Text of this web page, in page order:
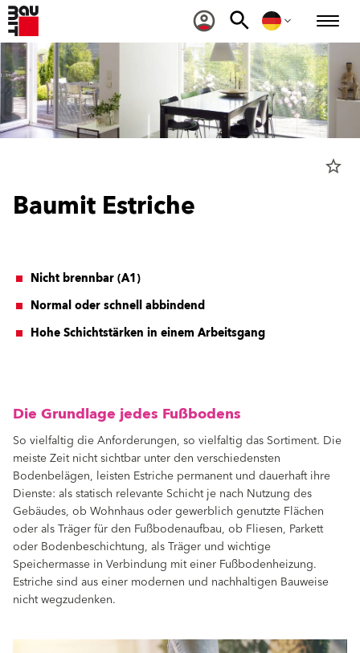
star_border
Baumit Estriche
Nicht brennbar (A1)
Normal oder schnell abbindend
Hohe Schichtstärken in einem Arbeitsgang
Die Grundlage jedes Fußbodens
So vielfaltig die Anforderungen, so vielfaltig das Sortiment. Die
meiste Zeit nicht sichtbar unter den verschiedensten
Bodenbelägen, leisten Estriche permanent und dauerhaft ihre
Dienste: als statisch relevante Schicht je nach Nutzung des
Gebäudes, ob Wohnhaus oder gewerblich genutzte Flächen
oder als Träger für den Fußbodenaufbau, ob Fliesen, Parkett
oder Bodenbeschichtung, als Träger und wichtige
Speichermasse in Verbindung mit einer Fußbodenheizung.
Estriche sind aus einer modernen und nachhaltigen Bauweise
nicht wegzudenken.